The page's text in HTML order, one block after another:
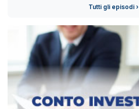
Tutti gli episodi ›